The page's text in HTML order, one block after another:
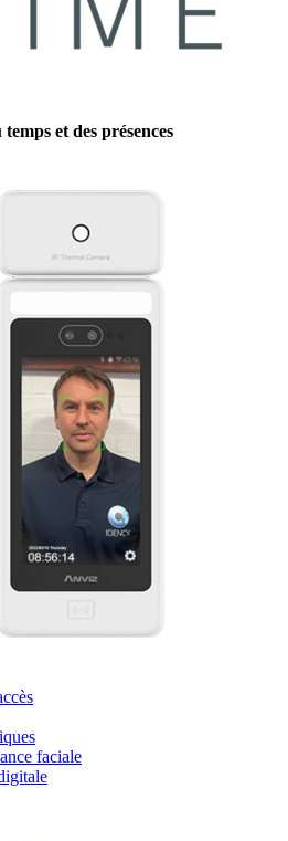
et des présences
faciale